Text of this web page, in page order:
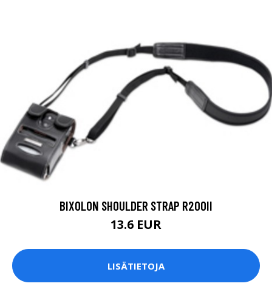
BIXOLON SHOULDER STRAP R200II
13.6 EUR
LISÄTIETOJA